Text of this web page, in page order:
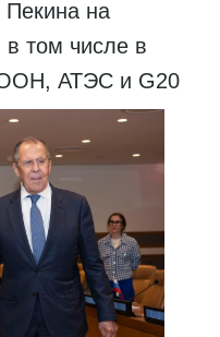
на
том числе в
АТЭС и G20